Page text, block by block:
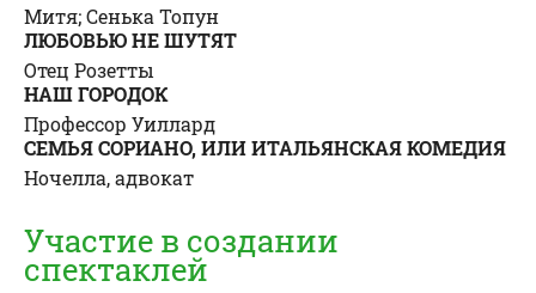
Митя;Сенька Топун
ЛЮБОВЬЮ НЕ ШУТЯТ
Отец Розетты
НАШ ГОРОДОК
Профессор Уиллард
СЕМЬЯ СОРИАНО, ИЛИ ИТАЛЬЯНСКАЯ КОМЕДИЯ
Ночелла, адвокат
Участие в создании
спектаклей